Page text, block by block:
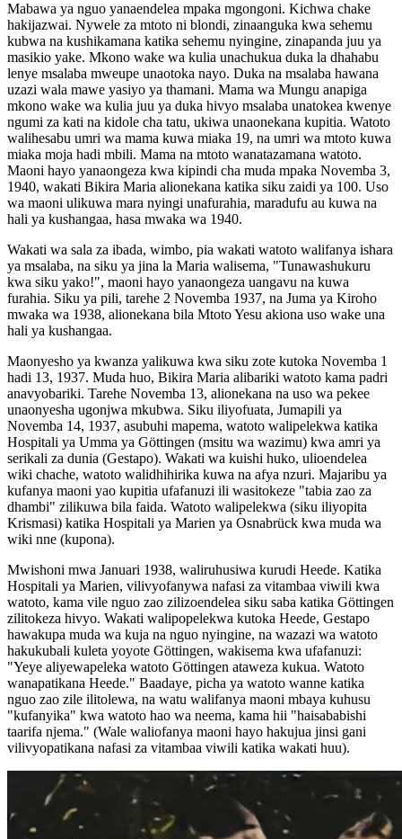
Mabawa ya nguo yanaendelea mpaka mgongoni. Kichwa chake
hakijazwai. Nywele za mtoto ni blondi, zinaanguka kwa sehemu
kubwa na kushikamana katika sehemu nyingine, zinapanda juu ya
masikio yake. Mkono wake wa kulia unachukua duka la dhahabu
lenye msalaba mweupe unaotoka nayo. Duka na msalaba hawana
uzazi wala mawe yasiyo ya thamani. Mama wa Mungu anapiga
mkono wake wa kulia juu ya duka hivyo msalaba unatokea kwenye
ngumi za kati na kidole cha tatu, ukiwa unaonekana kupitia. Watoto
walihesabu umri wa mama kuwa miaka 19, na umri wa mtoto kuwa
miaka moja hadi mbili. Mama na mtoto wanatazamana watoto.
Maoni hayo yanaongeza kwa kipindi cha muda mpaka Novemba 3,
1940, wakati Bikira Maria alionekana katika siku zaidi ya 100. Uso
wa maoni ulikuwa mara nyingi unafurahia, maradufu au kuwa na
hali ya kushangaa, hasa mwaka wa 1940.
Wakati wa sala za ibada, wimbo, pia wakati watoto walifanya ishara
ya msalaba, na siku ya jina la Maria walisema, "Tunawashukuru
kwa siku yako!", maoni hayo yanaongeza uangavu na kuwa
furahia. Siku ya pili, tarehe 2 Novemba 1937, na Juma ya Kiroho
mwaka wa 1938, alionekana bila Mtoto Yesu akiona uso wake una
hali ya kushangaa.
Maonyesho ya kwanza yalikuwa kwa siku zote kutoka Novemba 1
hadi 13, 1937. Muda huo, Bikira Maria alibariki watoto kama padri
anavyobariki. Tarehe Novemba 13, alionekana na uso wa pekee
unaonyesha ugonjwa mkubwa. Siku iliyofuata, Jumapili ya
Novemba 14, 1937, asubuhi mapema, watoto walipelekwa katika
Hospitali ya Umma ya Göttingen (msitu wa wazimu) kwa amri ya
serikali za dunia (Gestapo). Wakati wa kuishi huko, ulioendelea
wiki chache, watoto walidhihirika kuwa na afya nzuri. Majaribu ya
kufanya maoni yao kupitia ufafanuzi ili wasitokeze "tabia zao za
dhambi" zilikuwa bila faida. Watoto walipelekwa (siku iliyopita
Krismasi) katika Hospitali ya Marien ya Osnabrück kwa muda wa
wiki nne (kupona).
Mwishoni mwa Januari 1938, waliruhusiwa kurudi Heede. Katika
Hospitali ya Marien, vilivyofanywa nafasi za vitambaa viwili kwa
watoto, kama vile nguo zao zilizoendelea siku saba katika Göttingen
zilitokeza hivyo. Wakati walipopelekwa kutoka Heede, Gestapo
hawakupa muda wa kuja na nguo nyingine, na wazazi wa watoto
hakukubali kuleta yoyote Göttingen, wakisema kwa ufafanuzi:
"Yeye aliyewapeleka watoto Göttingen ataweza kukua. Watoto
wanapatikana Heede." Baadaye, picha ya watoto wanne katika
nguo zao zile ilitolewa, na watu walifanya maoni mbaya kuhusu
"kufanyika" kwa watoto hao wa neema, kama hii "haisababishi
taarifa njema." (Wale waliofanya maoni hayo hakujua jinsi gani
vilivyopatikana nafasi za vitambaa viwili katika wakati huu).